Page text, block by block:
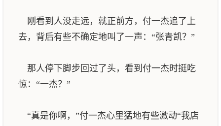
刚看到人没走远，就正前方，付一杰追了上
去，背后有些不确定地叫了一声：“张青凯？”
那人停下脚步回过了头，看到付一杰时挺吃
惊：“一杰？”
“真是你啊，”付一杰心里猛地有些激动“我店